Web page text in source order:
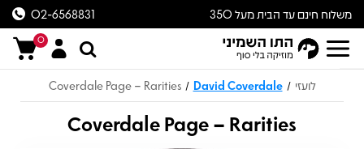
משלוח חינם עד הבית מעל 350
ש״ח
02-6568831
0
לועזי /
David Coverdale
/
Coverdale Page – Rarities
Coverdale Page – Rarities